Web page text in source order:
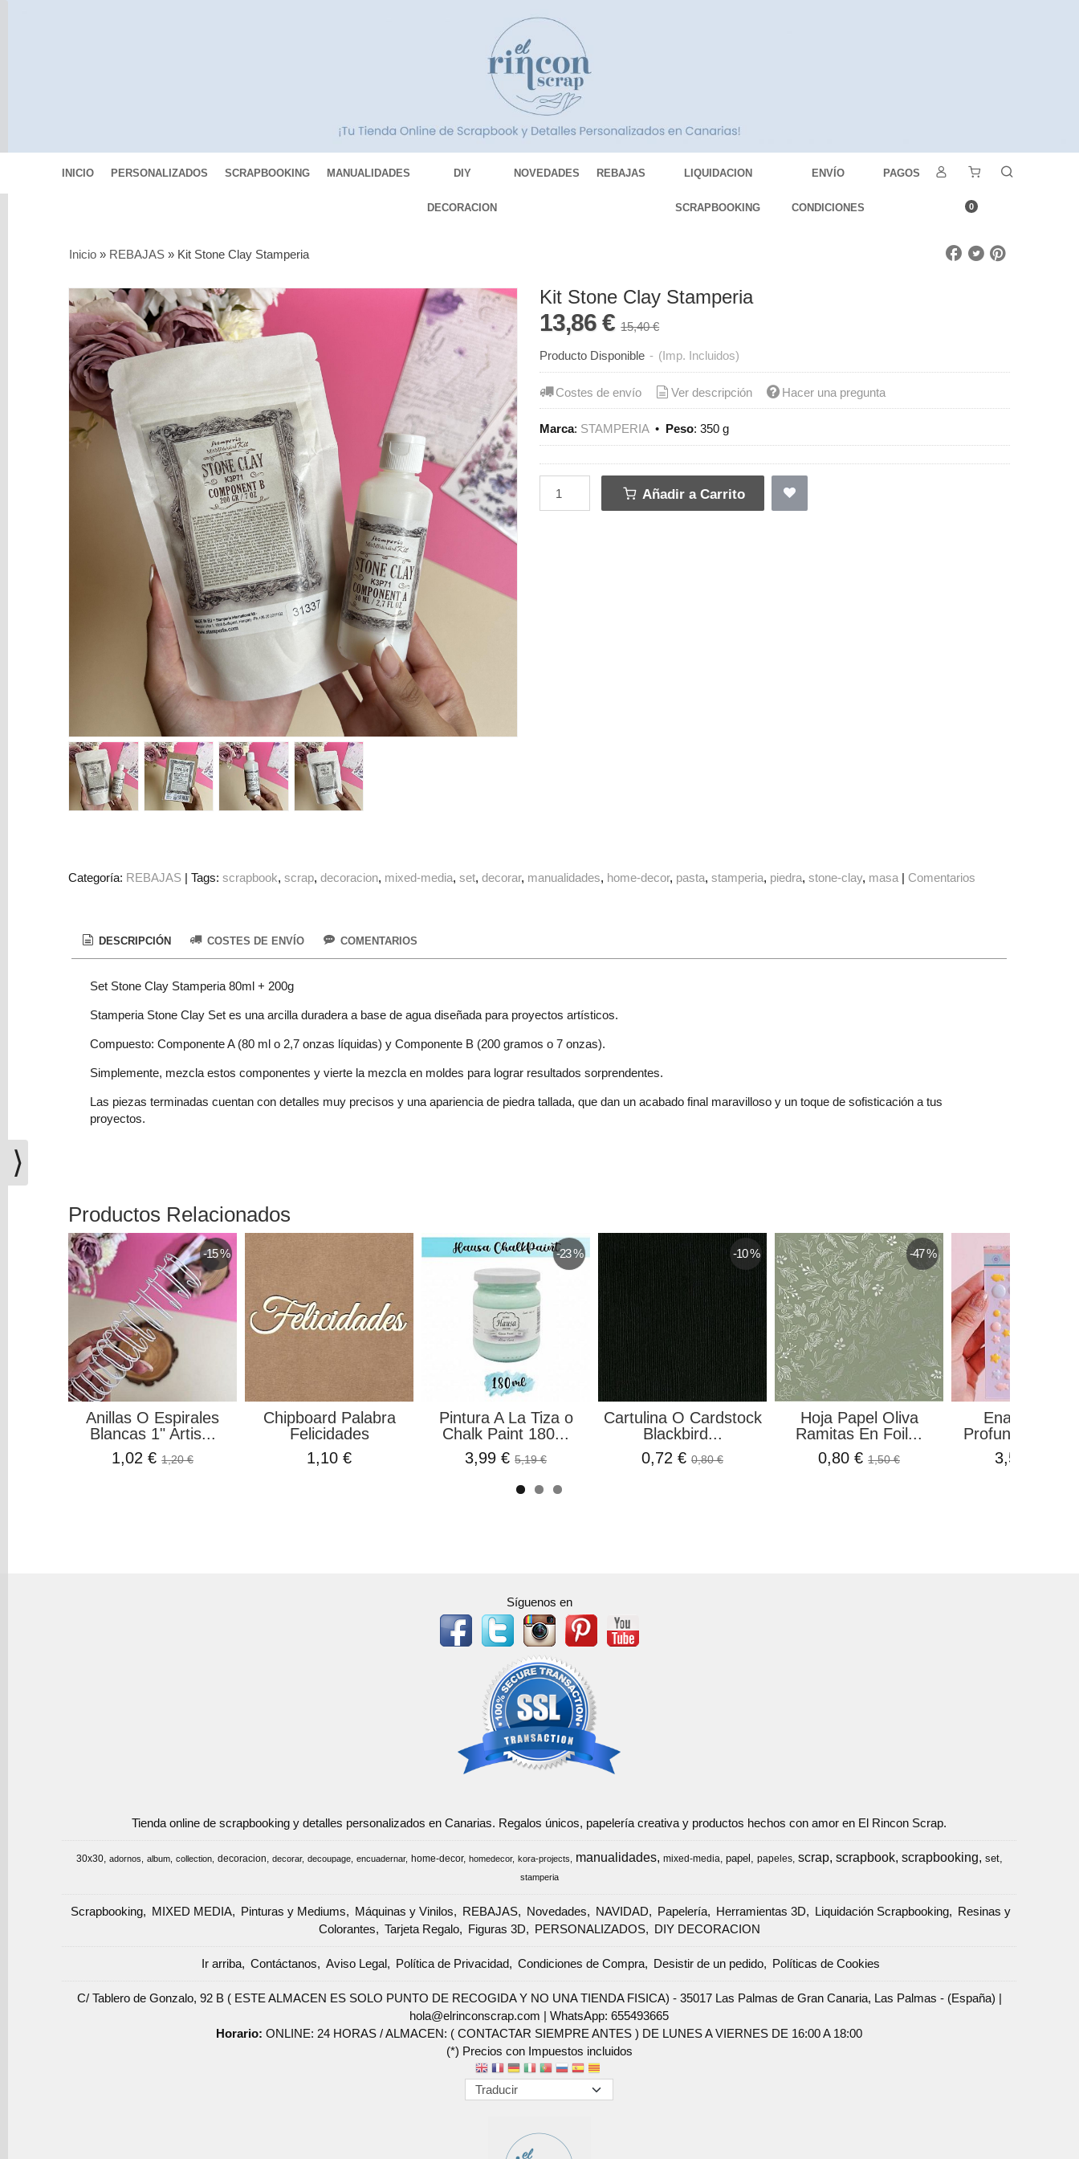
INICIO PERSONALIZADOS SCRAPBOOKING MANUALIDADES DIY
DECORACION
NOVEDADES REBAJAS LIQUIDACION
SCRAPBOOKING
ENVÍO
CONDICIONES
PAGOS
0
MIXED
MEDIA
Pinturas
Mediums
Máquinas
Tarjeta
Regalo
Figuras
DIY
Marcas
Carrito
vacío
Redes
Sociales
Instagram
Facebook
Youtube
Inicio » REBAJAS » Kit Stone Clay Stamperia
Kit Stone Clay Stamperia
13,86 €15,40 €
Producto Disponible - (Imp. Incluidos)
Costes de envío Ver descripción Hacer una pregunta
Marca: STAMPERIA• Peso:350 g
Añadir a Carrito
Categoría: REBAJAS |Tags:scrapbook scrap decoracion mixed-media set decorar manualidades home-decor pasta stamperia piedra stone-clay masa | Comentarios
DESCRIPCIÓN COSTES DE ENVÍO COMENTARIOS
Set Stone Clay Stamperia 80ml + 200g
Stamperia Stone Clay Set es una arcilla duradera a base de agua diseñada para proyectos artísticos.
Compuesto: Componente A (80 ml o 2,7 onzas líquidas) y Componente B (200 gramos o 7 onzas).
Simplemente, mezcla estos componentes y vierte la mezcla en moldes para lograr resultados sorprendentes.
Las piezas terminadas cuentan con detalles muy precisos y una apariencia de piedra tallada, que dan un acabado final maravilloso y un toque de sofisticación a tus
proyectos.
Productos Relacionados
-15 %
Anillas O Espirales
Blancas 1" Artis...
1,02 €1,20 €
Chipboard Palabra
Felicidades
1,10 €
-23 %
Pintura A La Tiza o
Chalk Paint 180...
3,99 €5,19 €
-10 %
Cartulina O Cardstock
Blackbird...
0,72 €0,80 €
-47 %
Hoja Papel Oliva
Ramitas En Foil...
0,80 €1,50 €
Enamel
Profunda
3,50 €
Síguenos en
Tienda online de scrapbooking y detalles personalizados en Canarias. Regalos únicos, papelería creativa y productos hechos con amor en El Rincon Scrap.
30x30 adornos album collection decoracion decorar decoupage encuadernar home-decor homedecor kora-projects manualidades mixed-media papel papeles scrap scrapbook scrapbooking set
stamperia
Scrapbooking MIXED MEDIA Pinturas y Mediums Máquinas y Vinilos REBAJAS Novedades NAVIDAD Papelería Herramientas 3D Liquidación Scrapbooking
Resinas y
Colorantes
Tarjeta Regalo Figuras 3D PERSONALIZADOS DIY DECORACION
Ir arriba Contáctanos Aviso Legal Política de Privacidad Condiciones de Compra Desistir de un pedido Políticas de Cookies
C/ Tablero de Gonzalo, 92 B ( ESTE ALMACEN ES SOLO PUNTO DE RECOGIDA Y NO UNA TIENDA FISICA) - 35017 Las Palmas de Gran Canaria, Las Palmas - (España) |
hola@elrinconscrap.com |WhatsApp: 655493665
Horario:ONLINE: 24 HORAS / ALMACEN: ( CONTACTAR SIEMPRE ANTES ) DE LUNES A VIERNES DE 16:00 A 18:00
(*) Precios con Impuestos incluidos
⟩